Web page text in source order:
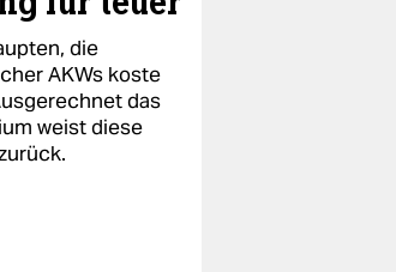
die
AKWs koste
das
weist diese